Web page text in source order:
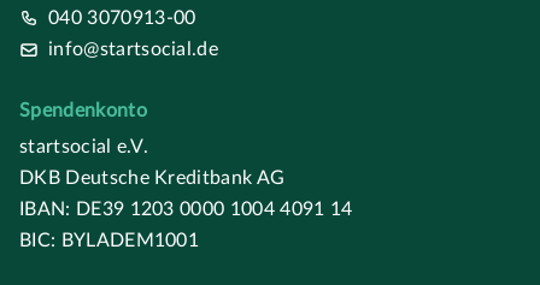
040 3070913-00
info@startsocial.de
Spendenkonto
startsocial e.V.
DKB Deutsche Kreditbank AG
IBAN: DE39 1203 0000 1004 4091 14
BIC: BYLADEM1001